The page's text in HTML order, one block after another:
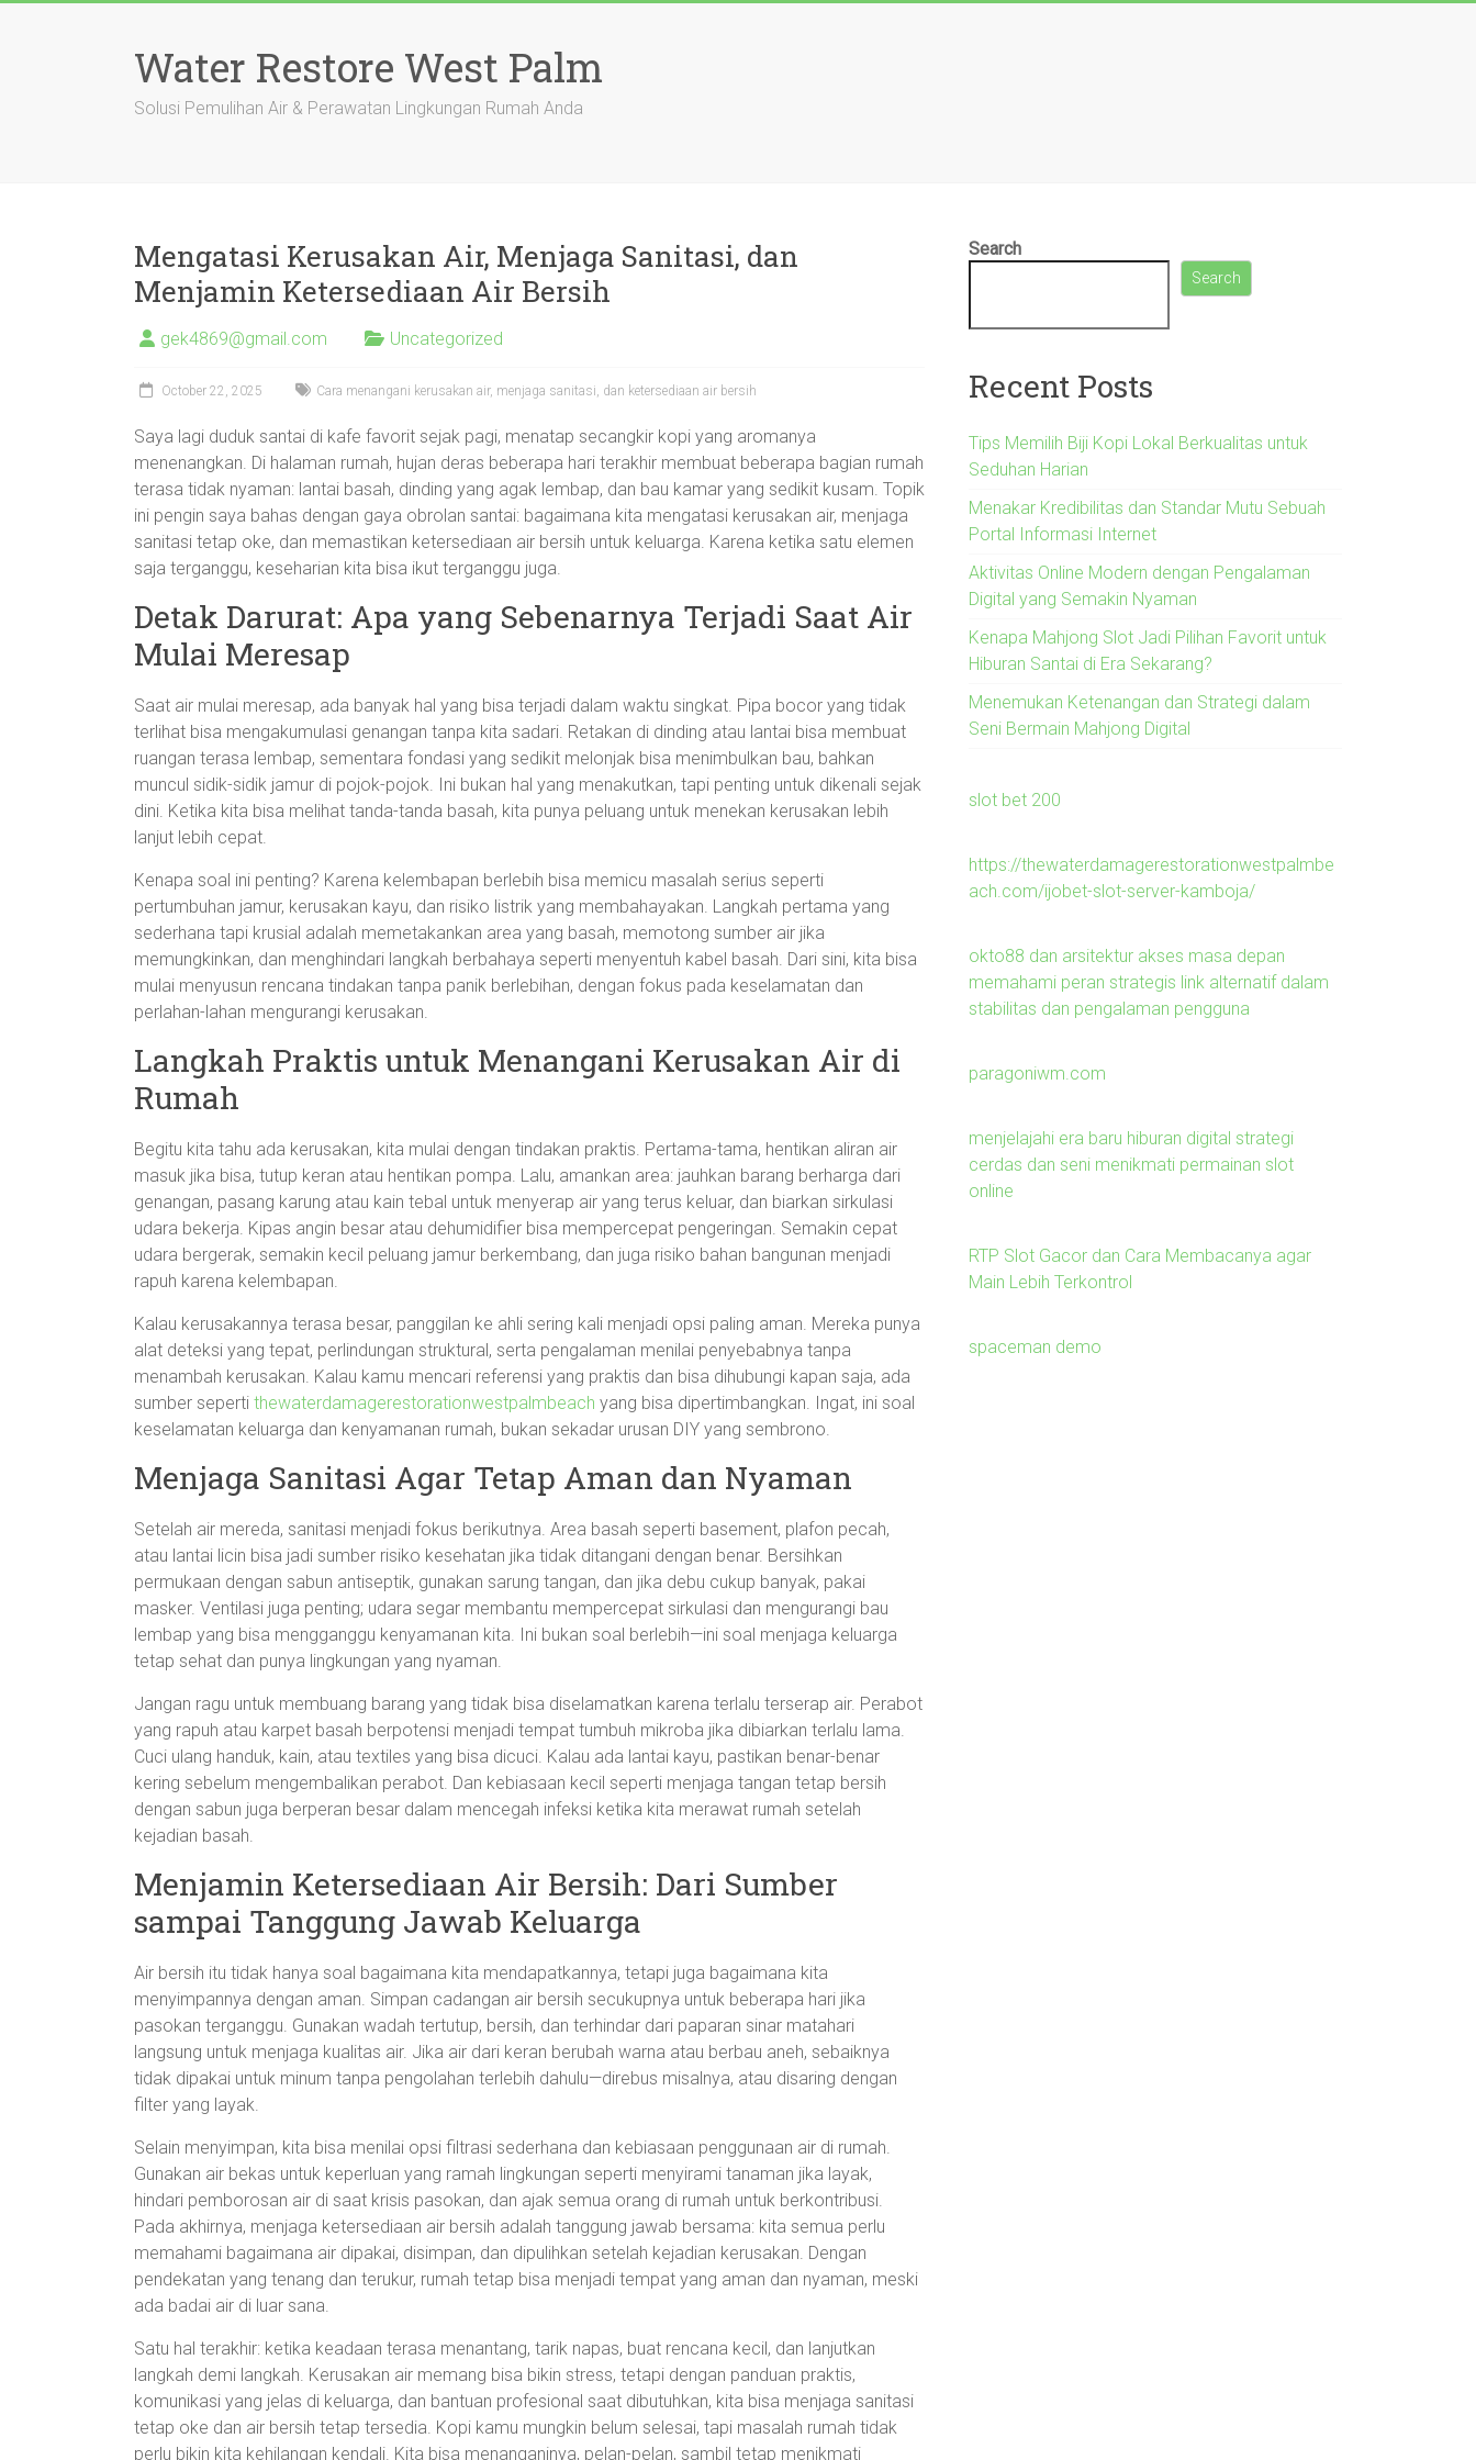
Water Restore West Palm
Solusi Pemulihan Air & Perawatan Lingkungan Rumah Anda
Mengatasi Kerusakan Air, Menjaga Sanitasi, dan
Menjamin Ketersediaan Air Bersih
gek4869@gmail.com Uncategorized
October 22, 2025 Cara menangani kerusakan air, menjaga sanitasi, dan ketersediaan air bersih
Saya lagi duduk santai di kafe favorit sejak pagi, menatap secangkir kopi yang aromanya
menenangkan. Di halaman rumah, hujan deras beberapa hari terakhir membuat beberapa bagian rumah
terasa tidak nyaman: lantai basah, dinding yang agak lembap, dan bau kamar yang sedikit kusam. Topik
ini pengin saya bahas dengan gaya obrolan santai: bagaimana kita mengatasi kerusakan air, menjaga
sanitasi tetap oke, dan memastikan ketersediaan air bersih untuk keluarga. Karena ketika satu elemen
saja terganggu, keseharian kita bisa ikut terganggu juga.
Detak Darurat: Apa yang Sebenarnya Terjadi Saat Air
Mulai Meresap
Saat air mulai meresap, ada banyak hal yang bisa terjadi dalam waktu singkat. Pipa bocor yang tidak
terlihat bisa mengakumulasi genangan tanpa kita sadari. Retakan di dinding atau lantai bisa membuat
ruangan terasa lembap, sementara fondasi yang sedikit melonjak bisa menimbulkan bau, bahkan
muncul sidik-sidik jamur di pojok-pojok. Ini bukan hal yang menakutkan, tapi penting untuk dikenali sejak
dini. Ketika kita bisa melihat tanda-tanda basah, kita punya peluang untuk menekan kerusakan lebih
lanjut lebih cepat.
Kenapa soal ini penting? Karena kelembapan berlebih bisa memicu masalah serius seperti
pertumbuhan jamur, kerusakan kayu, dan risiko listrik yang membahayakan. Langkah pertama yang
sederhana tapi krusial adalah memetakankan area yang basah, memotong sumber air jika
memungkinkan, dan menghindari langkah berbahaya seperti menyentuh kabel basah. Dari sini, kita bisa
mulai menyusun rencana tindakan tanpa panik berlebihan, dengan fokus pada keselamatan dan
perlahan-lahan mengurangi kerusakan.
Langkah Praktis untuk Menangani Kerusakan Air di
Rumah
Begitu kita tahu ada kerusakan, kita mulai dengan tindakan praktis. Pertama-tama, hentikan aliran air
masuk jika bisa, tutup keran atau hentikan pompa. Lalu, amankan area: jauhkan barang berharga dari
genangan, pasang karung atau kain tebal untuk menyerap air yang terus keluar, dan biarkan sirkulasi
udara bekerja. Kipas angin besar atau dehumidifier bisa mempercepat pengeringan. Semakin cepat
udara bergerak, semakin kecil peluang jamur berkembang, dan juga risiko bahan bangunan menjadi
rapuh karena kelembapan.
Kalau kerusakannya terasa besar, panggilan ke ahli sering kali menjadi opsi paling aman. Mereka punya
alat deteksi yang tepat, perlindungan struktural, serta pengalaman menilai penyebabnya tanpa
menambah kerusakan. Kalau kamu mencari referensi yang praktis dan bisa dihubungi kapan saja, ada
sumber seperti thewaterdamagerestorationwestpalmbeach yang bisa dipertimbangkan. Ingat, ini soal
keselamatan keluarga dan kenyamanan rumah, bukan sekadar urusan DIY yang sembrono.
Menjaga Sanitasi Agar Tetap Aman dan Nyaman
Setelah air mereda, sanitasi menjadi fokus berikutnya. Area basah seperti basement, plafon pecah,
atau lantai licin bisa jadi sumber risiko kesehatan jika tidak ditangani dengan benar. Bersihkan
permukaan dengan sabun antiseptik, gunakan sarung tangan, dan jika debu cukup banyak, pakai
masker. Ventilasi juga penting; udara segar membantu mempercepat sirkulasi dan mengurangi bau
lembap yang bisa mengganggu kenyamanan kita. Ini bukan soal berlebih—ini soal menjaga keluarga
tetap sehat dan punya lingkungan yang nyaman.
Jangan ragu untuk membuang barang yang tidak bisa diselamatkan karena terlalu terserap air. Perabot
yang rapuh atau karpet basah berpotensi menjadi tempat tumbuh mikroba jika dibiarkan terlalu lama.
Cuci ulang handuk, kain, atau textiles yang bisa dicuci. Kalau ada lantai kayu, pastikan benar-benar
kering sebelum mengembalikan perabot. Dan kebiasaan kecil seperti menjaga tangan tetap bersih
dengan sabun juga berperan besar dalam mencegah infeksi ketika kita merawat rumah setelah
kejadian basah.
Menjamin Ketersediaan Air Bersih: Dari Sumber
sampai Tanggung Jawab Keluarga
Air bersih itu tidak hanya soal bagaimana kita mendapatkannya, tetapi juga bagaimana kita
menyimpannya dengan aman. Simpan cadangan air bersih secukupnya untuk beberapa hari jika
pasokan terganggu. Gunakan wadah tertutup, bersih, dan terhindar dari paparan sinar matahari
langsung untuk menjaga kualitas air. Jika air dari keran berubah warna atau berbau aneh, sebaiknya
tidak dipakai untuk minum tanpa pengolahan terlebih dahulu—direbus misalnya, atau disaring dengan
filter yang layak.
Selain menyimpan, kita bisa menilai opsi filtrasi sederhana dan kebiasaan penggunaan air di rumah.
Gunakan air bekas untuk keperluan yang ramah lingkungan seperti menyirami tanaman jika layak,
hindari pemborosan air di saat krisis pasokan, dan ajak semua orang di rumah untuk berkontribusi.
Pada akhirnya, menjaga ketersediaan air bersih adalah tanggung jawab bersama: kita semua perlu
memahami bagaimana air dipakai, disimpan, dan dipulihkan setelah kejadian kerusakan. Dengan
pendekatan yang tenang dan terukur, rumah tetap bisa menjadi tempat yang aman dan nyaman, meski
ada badai air di luar sana.
Satu hal terakhir: ketika keadaan terasa menantang, tarik napas, buat rencana kecil, dan lanjutkan
langkah demi langkah. Kerusakan air memang bisa bikin stress, tetapi dengan panduan praktis,
komunikasi yang jelas di keluarga, dan bantuan profesional saat dibutuhkan, kita bisa menjaga sanitasi
tetap oke dan air bersih tetap tersedia. Kopi kamu mungkin belum selesai, tapi masalah rumah tidak
perlu bikin kita kehilangan kendali. Kita bisa menanganinya, pelan-pelan, sambil tetap menikmati
Search
Search
Recent Posts
Tips Memilih Biji Kopi Lokal Berkualitas untuk
Seduhan Harian
Menakar Kredibilitas dan Standar Mutu Sebuah
Portal Informasi Internet
Aktivitas Online Modern dengan Pengalaman
Digital yang Semakin Nyaman
Kenapa Mahjong Slot Jadi Pilihan Favorit untuk
Hiburan Santai di Era Sekarang?
Menemukan Ketenangan dan Strategi dalam
Seni Bermain Mahjong Digital
slot bet 200
https://thewaterdamagerestorationwestpalmbe
ach.com/ijobet-slot-server-kamboja/
okto88 dan arsitektur akses masa depan
memahami peran strategis link alternatif dalam
stabilitas dan pengalaman pengguna
paragoniwm.com
menjelajahi era baru hiburan digital strategi
cerdas dan seni menikmati permainan slot
online
RTP Slot Gacor dan Cara Membacanya agar
Main Lebih Terkontrol
spaceman demo